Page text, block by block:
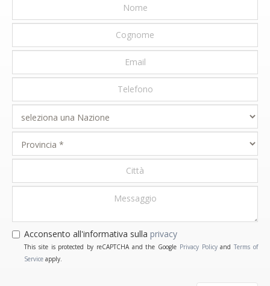
Acconsento all'informativa sulla privacy
This site is protected by reCAPTCHA and the Google Privacy PolicyandTerms of
Service apply.